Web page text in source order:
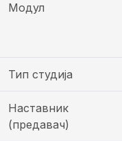
Модул
Тип студија
Наставник
(предавач)